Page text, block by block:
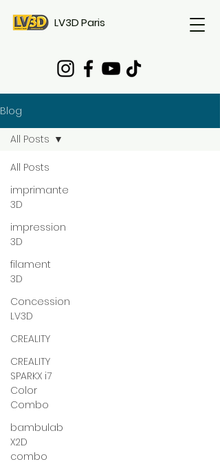
LV3D Paris
Blog
All Posts
imprimante
3D
impression
3D
filament
3D
Concession
LV3D
CREALITY
CREALITY
SPARKX i7
Color
Combo
bambulab
X2D
combo
All Posts